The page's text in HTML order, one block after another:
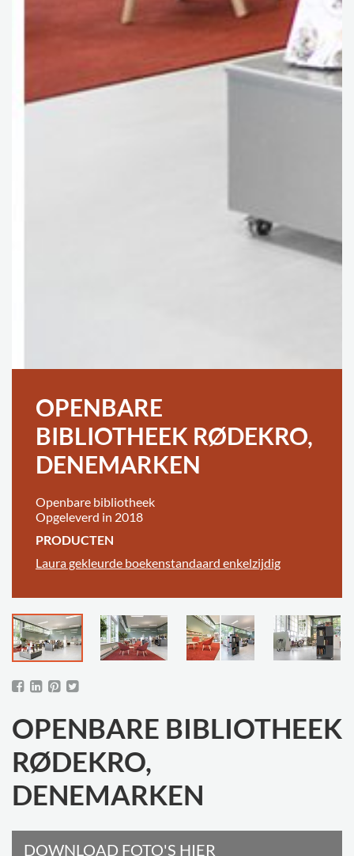
OPENBARE
BIBLIOTHEEK RØDEKRO,
DENEMARKEN
Openbare bibliotheek
Opgeleverd in 2018
PRODUCTEN
Laura gekleurde boekenstandaard enkelzijdig
OPENBARE BIBLIOTHEEK
RØDEKRO,
DENEMARKEN
DOWNLOAD FOTO'S HIER